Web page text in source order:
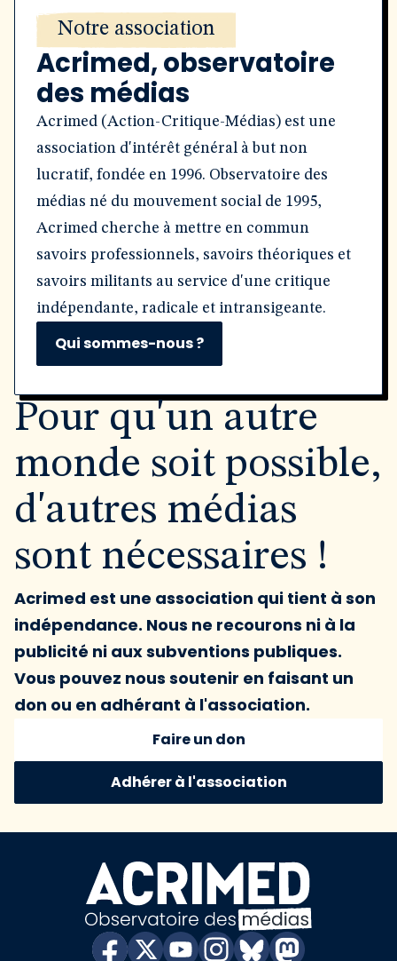
Notre association
Acrimed, observatoire
des médias
Acrimed (Action-Critique-Médias) est une
association d'intérêt général à but non
lucratif, fondée en 1996. Observatoire des
médias né du mouvement social de 1995,
Acrimed cherche à mettre en commun
savoirs professionnels, savoirs théoriques et
savoirs militants au service d'une critique
indépendante, radicale et intransigeante.
Qui sommes-nous ?
Pour qu'un autre
monde soit possible,
d'autres médias
sont nécessaires !
Acrimed est une association qui tient à son
indépendance. Nous ne recourons ni à la
publicité ni aux subventions publiques.
Vous pouvez nous soutenir en faisant un
don ou en adhérant à l'association.
Faire un don
Adhérer à l'association